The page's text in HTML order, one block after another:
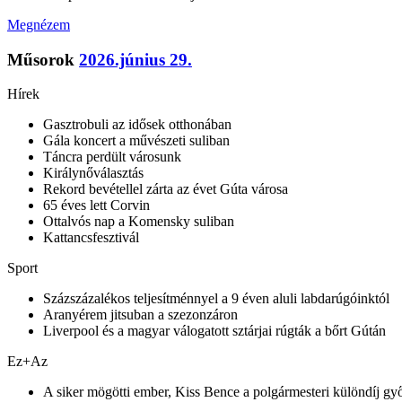
Megnézem
Műsorok 2026.június 29.
Hírek
Gasztrobuli az idősek otthonában
Gála koncert a művészeti suliban
Táncra perdült városunk
Királynőválasztás
Rekord bevétellel zárta az évet Gúta városa
65 éves lett Corvin
Ottalvós nap a Komensky suliban
Kattancsfesztivál
Sport
Százszázalékos teljesítménnyel a 9 éven aluli labdarúgóinktól
Aranyérem jitsuban a szezonzáron
Liverpool és a magyar válogatott sztárjai rúgták a bőrt Gútán
Ez+Az
A siker mögötti ember, Kiss Bence a polgármesteri különdíj